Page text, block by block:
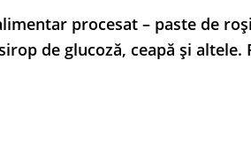
procesat – paste de
de glucoză, ceapă și